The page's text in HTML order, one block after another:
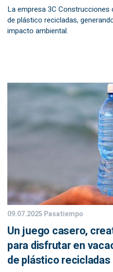
La empresa 3C
de plástico recicladas,
impacto ambiental.
09.07.2025 Pasatiempo
Un juego casero,
para disfrutar en
de plástico recicladas